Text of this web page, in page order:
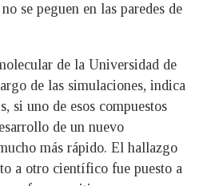
se peguen en las paredes de
de la Universidad de
de las simulaciones, indica
si uno de esos compuestos
de un nuevo
más rápido. El hallazgo
a otro científico fue puesto a